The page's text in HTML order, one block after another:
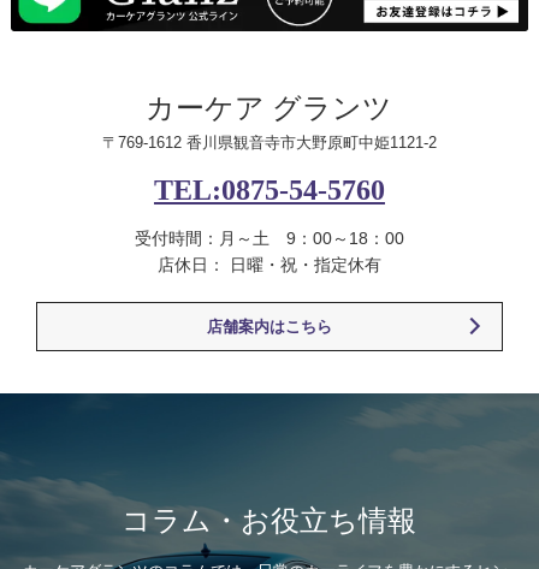
カーケア グランツ
〒769-1612 香川県観音寺市大野原町中姫1121-2
TEL:0875-54-5760
受付時間：月～土 9：00～18：00
店休日： 日曜・祝・指定休有
店舗案内はこちら
コラム・お役立ち情報